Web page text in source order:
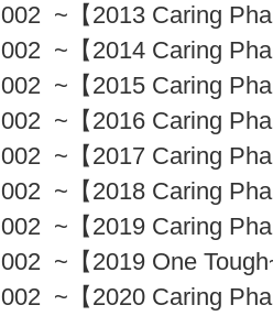
002 ~【2013 Caring
002 ~【2014 Caring
002 ~【2015 Caring
002 ~【2016 Caring
002 ~【2017 Caring
002 ~【2018 Caring
002 ~【2019 Caring
002 ~【2019 One
002 ~【2020 Caring